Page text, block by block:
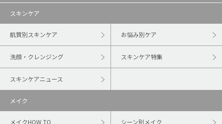
スキンケア
肌質別スキンケア お悩み別ケア
洗顔・クレンジング スキンケア特集
スキンケアニュース
メイク
メイクHOW TO シーン別メイク